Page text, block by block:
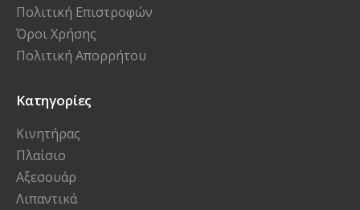
Πολιτική Επιστροφών
Όροι Χρήσης
Πολιτική Απορρήτου
Κατηγορίες
Κινητήρας
Πλαίσιο
Αξεσουάρ
Λιπαντικά